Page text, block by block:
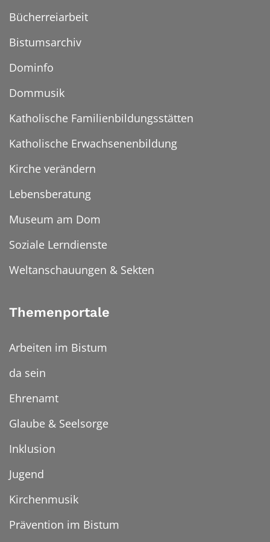
Bücherreiarbeit
Bistumsarchiv
Dominfo
Dommusik
Katholische Familienbildungsstätten
Katholische Erwachsenenbildung
Kirche verändern
Lebensberatung
Museum am Dom
Soziale Lerndienste
Weltanschauungen & Sekten
Themenportale
Arbeiten im Bistum
da sein
Ehrenamt
Glaube & Seelsorge
Inklusion
Jugend
Kirchenmusik
Prävention im Bistum